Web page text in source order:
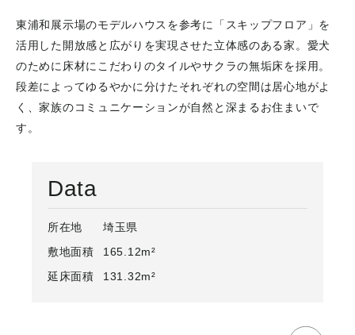
東浦和展示場のモデルハウスを参考に「スキップフロア」を
活用した開放感と広がりを実現させた立体感のある家。愛犬
のために床材にこだわりのタイルやサクラの無垢床を採用。
段差によってゆるやかに分けたそれぞれの空間は居心地がよ
く、家族のコミュニケーションが自然と深まるお住まいで
す。
Data
所在地
埼玉県
敷地面積
165.12m²
延床面積
131.32m²